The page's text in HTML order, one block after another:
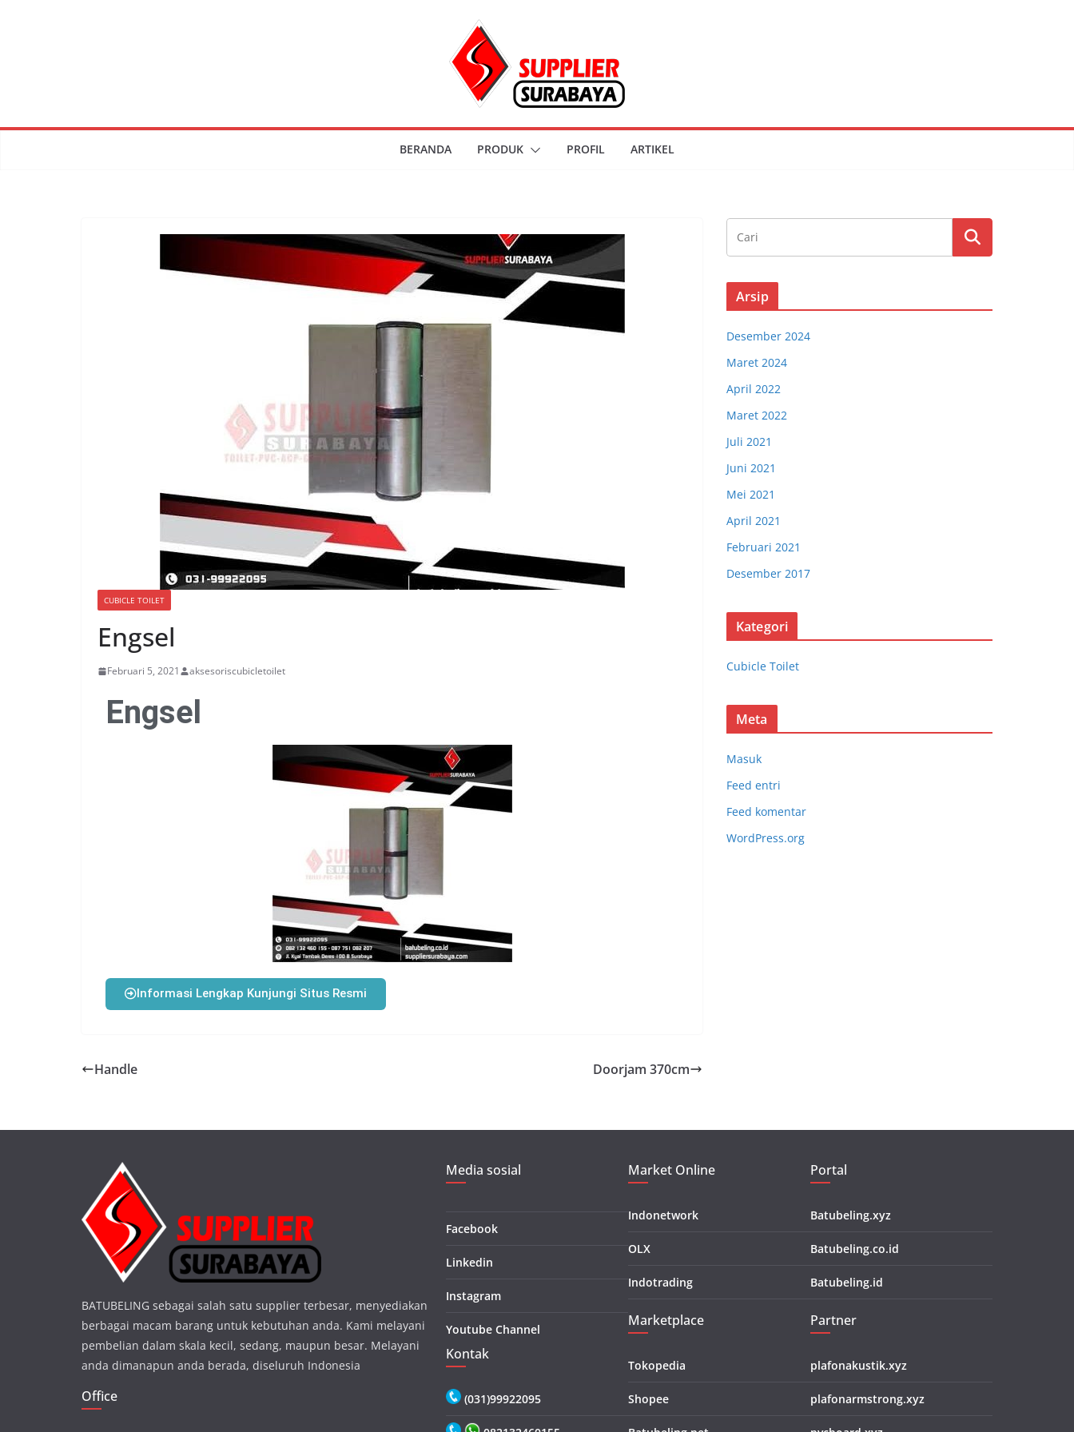
BERANDA PRODUK PROFIL ARTIKEL
CUBICLE TOILET
Engsel
Februari 5, 2021 aksesoriscubicletoilet
Engsel
Informasi Lengkap Kunjungi Situs Resmi
Handle Doorjam 370cm
Arsip
Desember 2024
Maret 2024
April 2022
Maret 2022
Juli 2021
Juni 2021
Mei 2021
April 2021
Februari 2021
Desember 2017
Kategori
Cubicle Toilet
Meta
Masuk
Feed entri
Feed komentar
WordPress.org
BATUBELING sebagai salah satu supplier terbesar, menyediakan
berbagai macam barang untuk kebutuhan anda. Kami melayani
pembelian dalam skala kecil, sedang, maupun besar. Melayani
anda dimanapun anda berada, diseluruh Indonesia
Office
Media sosial
Facebook
Linkedin
Instagram
Youtube Channel
Kontak
(031)99922095
Market Online
Indonetwork
OLX
Indotrading
Marketplace
Tokopedia
Shopee
Portal
Batubeling.xyz
Batubeling.co.id
Batubeling.id
Partner
plafonakustik.xyz
plafonarmstrong.xyz